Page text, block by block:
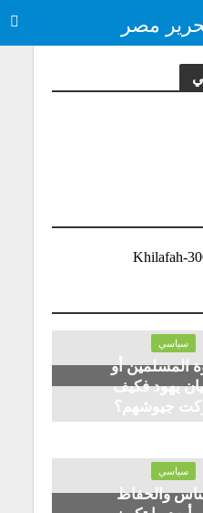
سياسي
المسلمين أو
يهود فكيف
جيوشهم؟
سياسي
والحفاظ